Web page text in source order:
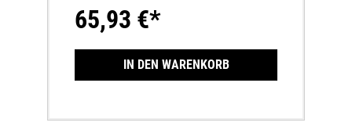
65,93 €*
IN DEN WARENKORB